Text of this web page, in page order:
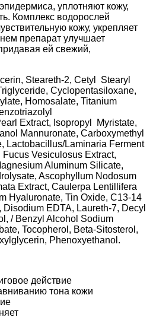
уплотняют кожу,
Комплекс водорослей
кожу, укрепляет
препарат улучшает
ей свежий,
Steareth-2, Cetyl Stearyl
Cyclopentasiloxane,
Homosalate, Titanium
Extract, Isopropyl Myristate,
Mannuronate, Carboxymethyl
Lactobacillus/Laminaria Ferment
Vesiculosus Extract,
Aluminum Silicate,
Ascophyllum Nodosum
Extract, Caulerpa Lentillifera
Hyaluronate, Tin Oxide, C13-14
Disodium EDTA, Laureth-7, Decyl
/ Benzyl Alcohol Sodium
Tocopherol, Beta-Sitosterol,
Phenoxyethanol.
действие
тона кожи